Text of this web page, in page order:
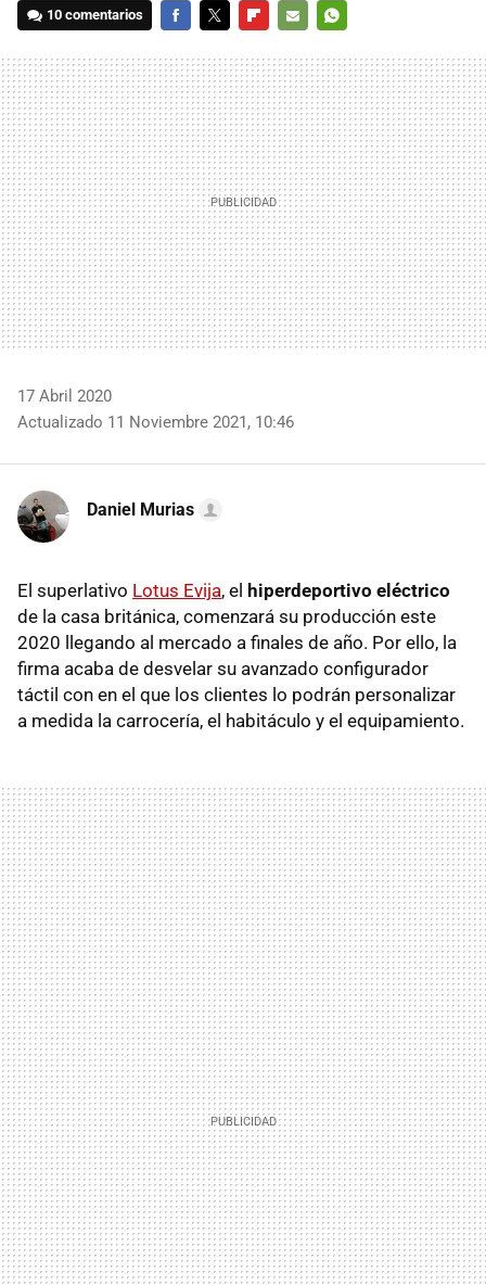
10 comentarios
MAIL
17 Abril 2020
Actualizado 11 Noviembre 2021, 10:46
Daniel Murias
El superlativo Lotus Evija, el hiperdeportivo eléctrico
de la casa británica, comenzará su producción este
2020 llegando al mercado a finales de año. Por ello, la
firma acaba de desvelar su avanzado configurador
táctil con en el que los clientes lo podrán personalizar
a medida la carrocería, el habitáculo y el equipamiento.